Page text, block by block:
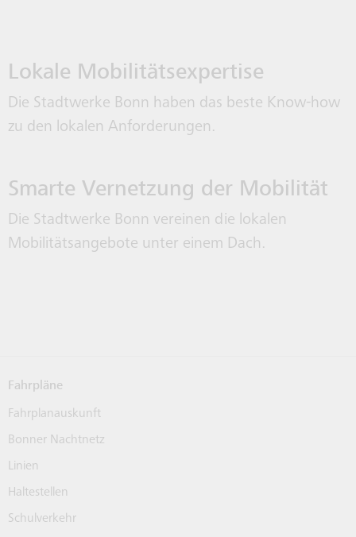
Lokale Mobilitätsexpertise
Die Stadtwerke Bonn haben das beste Know-how
zu den lokalen Anforderungen.
Smarte Vernetzung der Mobilität
Die Stadtwerke Bonn vereinen die lokalen
Mobilitätsangebote unter einem Dach.
Fahrpläne
Fahrplanauskunft
Bonner Nachtnetz
Linien
Haltestellen
Schulverkehr